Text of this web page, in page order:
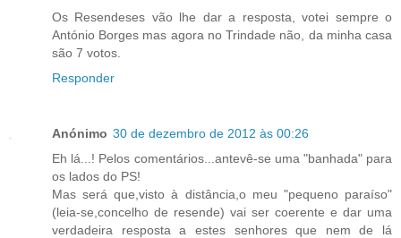
Os Resendeses vão lhe dar a resposta, votei sempre o
António Borges mas agora no Trindade não, da minha casa
são 7 votos.
Responder
Anónimo 30 de dezembro de 2012 às 00:26
Eh lá...! Pelos comentários...antevê-se uma "banhada" para
os lados do PS!
Mas será que,visto à distância,o meu "pequeno paraíso"
(leia-se,concelho de resende) vai ser coerente e dar uma
verdadeira resposta a estes senhores que nem de lá